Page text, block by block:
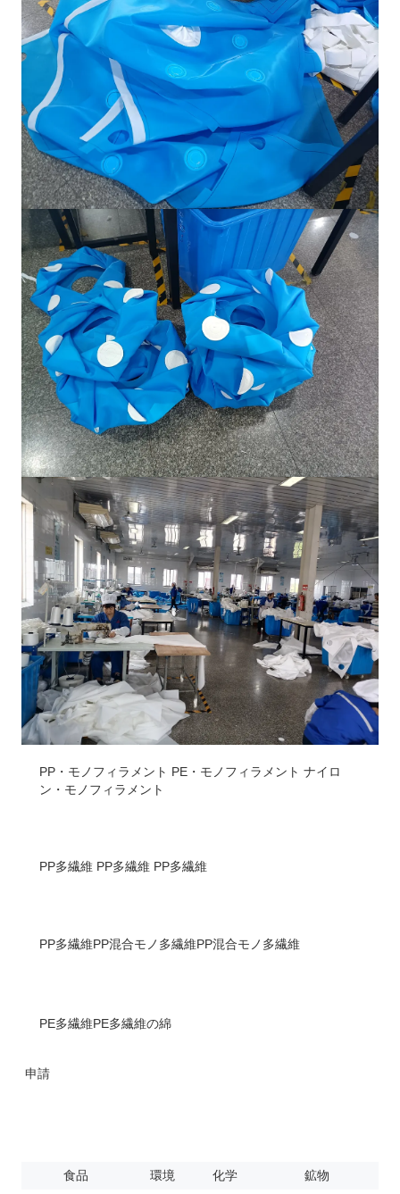
PP・モノフィラメント PE・モノフィラメント ナイロ
ン・モノフィラメント
PP多繊維 PP多繊維 PP多繊維
PP多繊維PP混合モノ多繊維PP混合モノ多繊維
PE多繊維PE多繊維の綿
申請
食品 環境 化学 鉱物